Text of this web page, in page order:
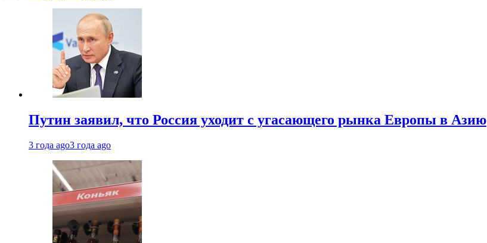
Путин заявил, что Россия уходит с угасающего рынка Европы в Азию
3 года ago3 года ago